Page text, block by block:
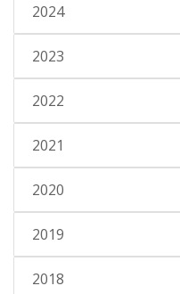
2024
2023
2022
2021
2020
2019
2018